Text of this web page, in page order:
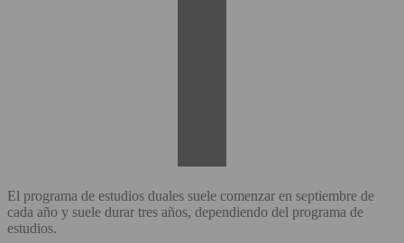
El programa de estudios duales suele comenzar en septiembre de
cada año y suele durar tres años, dependiendo del programa de
estudios.